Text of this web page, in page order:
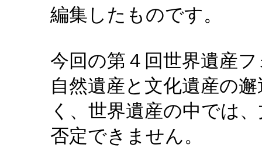
編集したものです。
今回の第４回世界遺産
自然遺産と文化遺産の
く、世界遺産の中では
否定できません。